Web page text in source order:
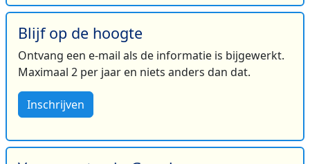
Blijf op de hoogte
Ontvang een e-mail als de informatie is bijgewerkt.
Maximaal 2 per jaar en niets anders dan dat.
Inschrijven